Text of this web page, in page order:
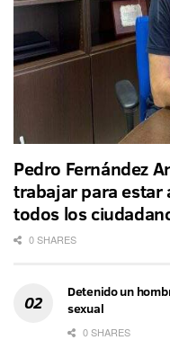
Pedro Fernández
trabajar para estar
todos los
0 SHARES
Detenido un
sexual
0 SHARES